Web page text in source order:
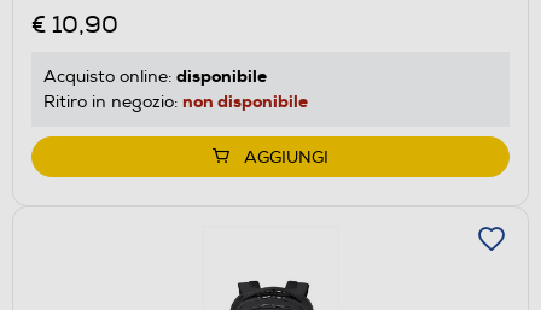
€ 10,90
Acquisto online: disponibile
Ritiro in negozio: non disponibile
AGGIUNGI